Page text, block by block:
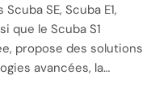
SE, Scuba E1,
que le Scuba S1
propose des solutions
avancées, la…